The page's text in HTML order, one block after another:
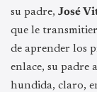
su padre, José
que le
de aprender los
enlace, su padre
hundida, claro,